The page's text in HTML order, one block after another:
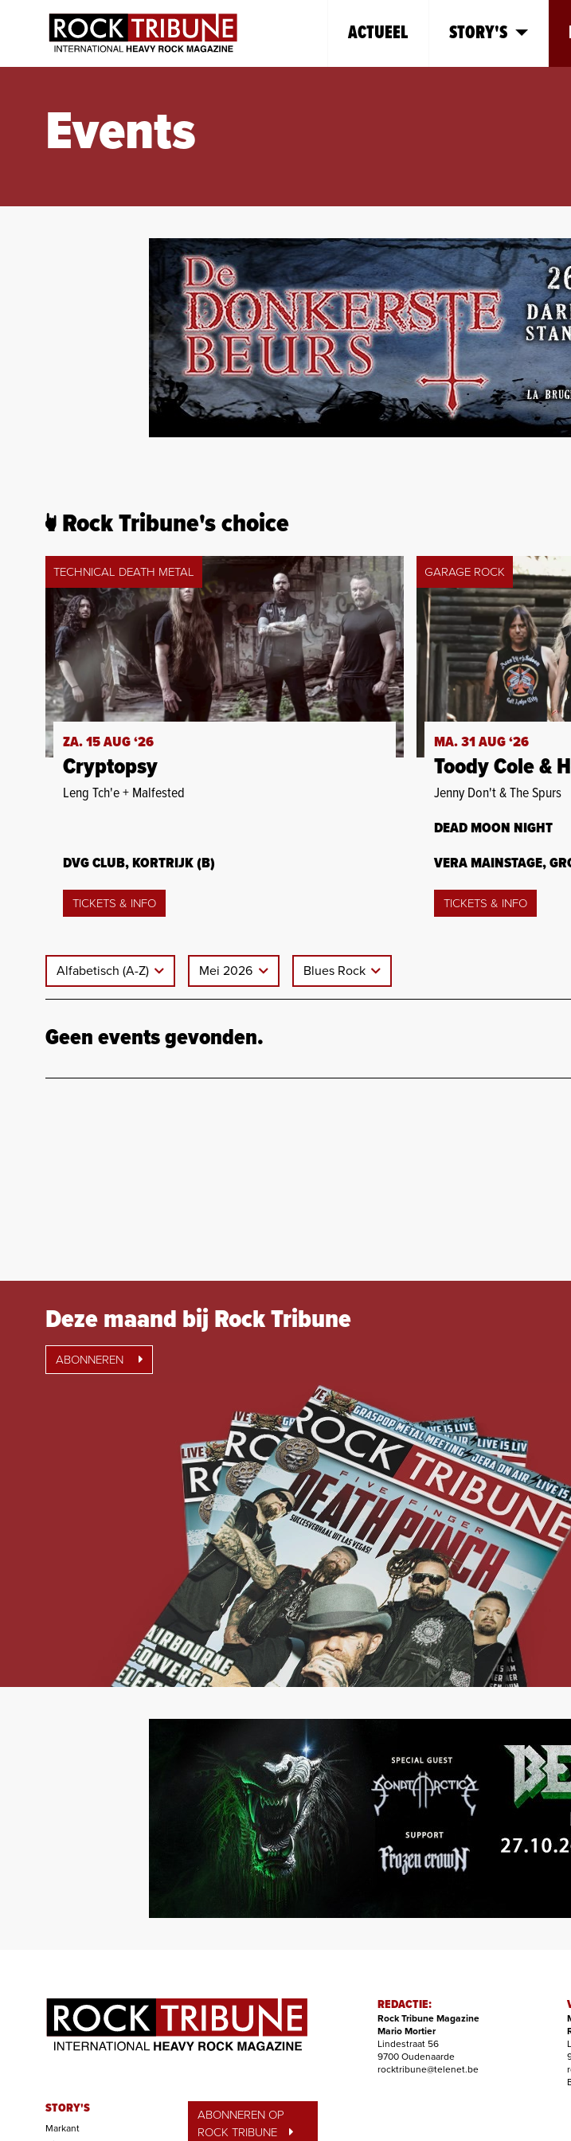
ACTUEEL STORY'S
Events
Rock Tribune's choice
TECHNICAL DEATH METAL
ZA. 15 AUG ‘26
Cryptopsy
Leng Tch'e + Malfested
DVG CLUB, KORTRIJK (B)
TICKETS & INFO
GARAGE ROCK
MA. 31 AUG ‘26
Toody Cole &
Jenny Don't & The Spurs
DEAD MOON NIGHT
VERA MAINSTAGE,
TICKETS & INFO
Alfabetisch (A-Z) Mei 2026 Blues Rock
Geen events gevonden.
Deze maand bij Rock Tribune
ABONNEREN
STORY'S
Markant
ABONNEREN OP
ROCK TRIBUNE
REDACTIE:
Rock Tribune Magazine
Mario Mortier
Lindestraat 56
9700 Oudenaarde
rocktribune@telenet.be